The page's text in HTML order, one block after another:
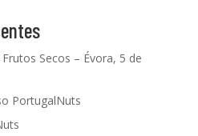
Secos – Évora, 5 de
PortugalNuts